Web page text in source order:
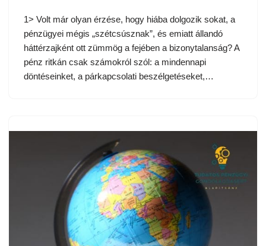
1> Volt már olyan érzése, hogy hiába dolgozik sokat, a
pénzügyei mégis „szétcsúsznak”, és emiatt állandó
háttérzajként ott zümmög a fejében a bizonytalanság? A
pénz ritkán csak számokról szól: a mindennapi
döntéseinket, a párkapcsolati beszélgetéseket,…